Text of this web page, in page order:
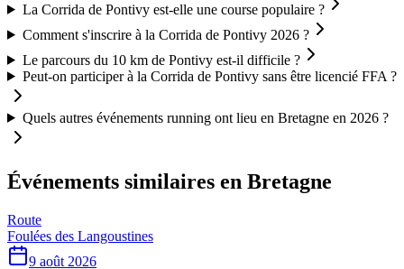
La Corrida de Pontivy est-elle une course populaire ?
Comment s'inscrire à la Corrida de Pontivy 2026 ?
Le parcours du 10 km de Pontivy est-il difficile ?
Peut-on participer à la Corrida de Pontivy sans être licencié FFA ?
Quels autres événements running ont lieu en Bretagne en 2026 ?
Événements similaires en Bretagne
Route
Foulées des Langoustines
9 août 2026